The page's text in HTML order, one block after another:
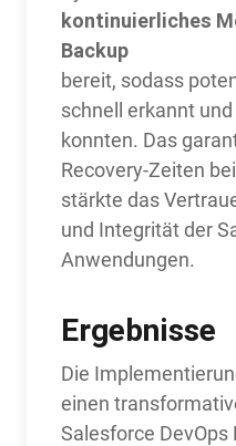
kontinuierliches
Backup
bereit, sodass
schnell erkannt
konnten. Das
Recovery-Zeiten
stärkte das
und Integrität der
Anwendungen.
Ergebnisse
Die
einen
Salesforce DevOps